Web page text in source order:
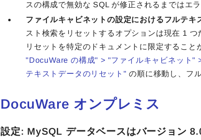
スの構成で無効な SQL が修正されるまではエ
ファイルキャビネットの設定におけるフルテキ
スト検索をリセットするオプションは現在 1 つ
リセットを特定のドキュメントに限定すること
"DocuWare の構成" > "ファイルキャビネット"
テキストデータのリセット"の順に移動し、フ
DocuWare オンプレミス
設定: MySQL データベースはバージョン